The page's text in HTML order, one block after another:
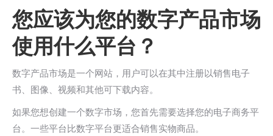
您应该为您的数字产品市场
使用什么平台？
数字产品市场是一个网站，用户可以在其中注册以销售电子
书、图像、视频和其他可下载内容。
如果您想创建一个数字市场，您首先需要选择您的电子商务平
台。一些平台比数字平台更适合销售实物商品。